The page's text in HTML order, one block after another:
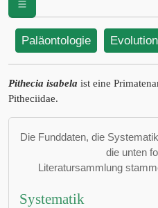
Paläontologie Evolution
Pithecia isabela ist eine
Pitheciidae.
Die Funddaten, die
die unten
Literatursammlung
Systematik